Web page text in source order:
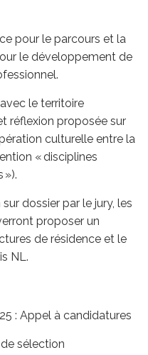
pour le parcours et la
le développement de
le territoire
réflexion proposée sur
culturelle entre la
« disciplines
»).
dossier par le jury, les
proposer un
de résidence et le
NL.
: Appel à candidatures
sélection